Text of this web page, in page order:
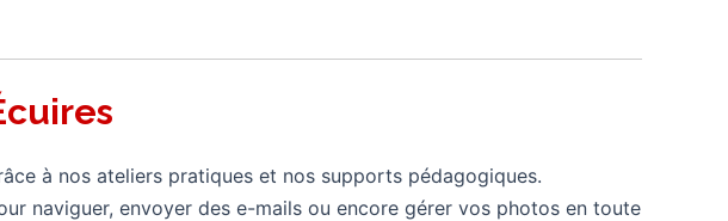
à nos ateliers pratiques et nos supports pédagogiques.
naviguer, envoyer des e-mails ou encore gérer vos photos en toute